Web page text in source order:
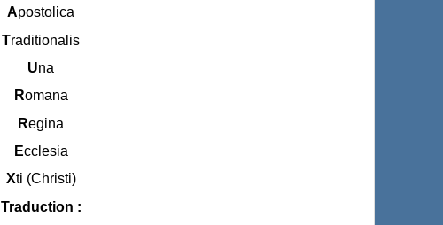
Apostolica
Traditionalis
Una
Romana
Regina
Ecclesia
Xti (Christi)
Traduction :